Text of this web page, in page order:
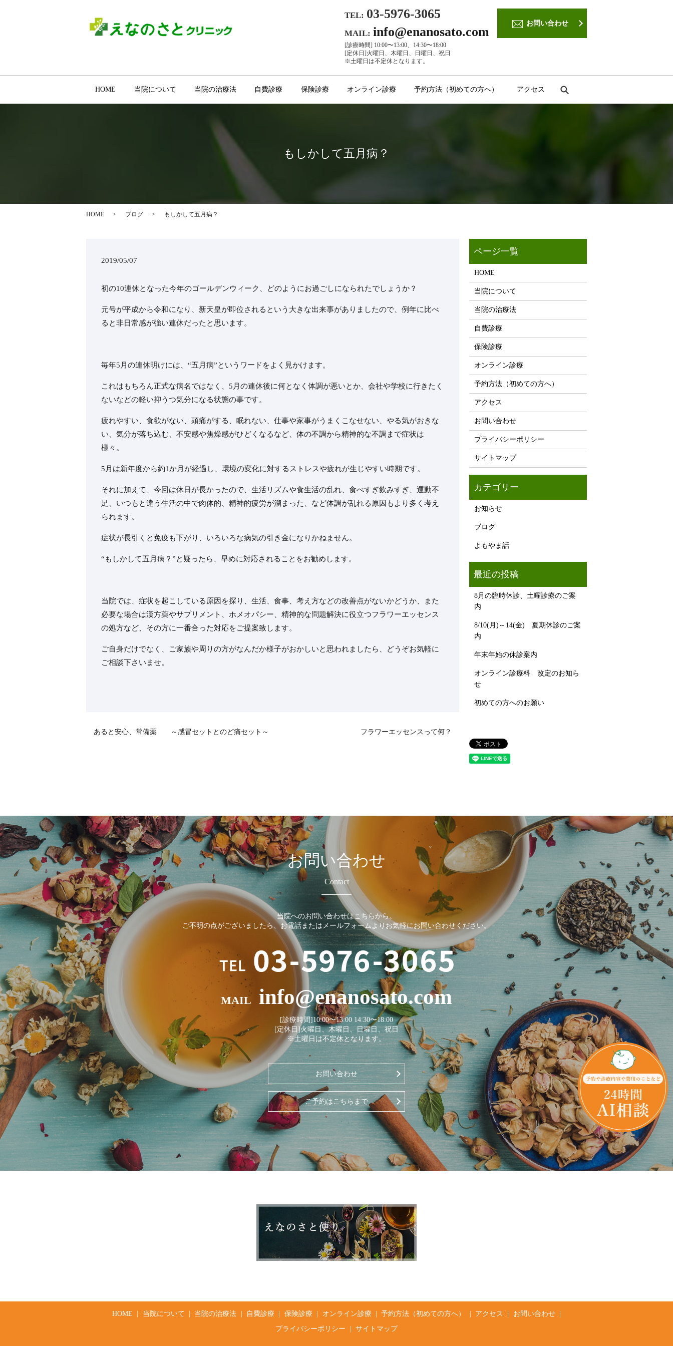
お問い合わせ
TEL: 03-5976-3065
MAIL: info@enanosato.com
[診療時間] 10:00〜13:00、14:30〜18:00
[定休日]火曜日、木曜日、日曜日、祝日
※土曜日は不定休となります。
HOME 当院について 当院の治療法 自費診療 保険診療 オンライン診療 予約方法（初めての方へ） アクセス search
もしかして五月病？
HOME ブログ もしかして五月病？
2019/05/07
初の10連休となった今年のゴールデンウィーク、どのようにお過ごしになられたでしょうか？
元号が平成から令和になり、新天皇が即位されるという大きな出来事がありましたので、例年に比べ
ると非日常感が強い連休だったと思います。
毎年5月の連休明けには、“五月病”というワードをよく見かけます。
これはもちろん正式な病名ではなく、5月の連休後に何となく体調が悪いとか、会社や学校に行きたく
ないなどの軽い抑うつ気分になる状態の事です。
疲れやすい、食欲がない、頭痛がする、眠れない、仕事や家事がうまくこなせない、やる気がおきな
い、気分が落ち込む、不安感や焦燥感がひどくなるなど、体の不調から精神的な不調まで症状は
様々。
5月は新年度から約1か月が経過し、環境の変化に対するストレスや疲れが生じやすい時期です。
それに加えて、今回は休日が長かったので、生活リズムや食生活の乱れ、食べすぎ飲みすぎ、運動不
足、いつもと違う生活の中で肉体的、精神的疲労が溜まった、など体調が乱れる原因もより多く考え
られます。
症状が長引くと免疫も下がり、いろいろな病気の引き金になりかねません。
“もしかして五月病？”と疑ったら、早めに対応されることをお勧めします。
当院では、症状を起こしている原因を探り、生活、食事、考え方などの改善点がないかどうか、また
必要な場合は漢方薬やサプリメント、ホメオパシー、精神的な問題解決に役立つフラワーエッセンス
の処方など、その方に一番合った対応をご提案致します。
ご自身だけでなく、ご家族や周りの方がなんだか様子がおかしいと思われましたら、どうぞお気軽に
ご相談下さいませ。
あると安心、常備薬 ～感冒セットとのど痛セット～ フラワーエッセンスって何？
HOME
当院について
当院の治療法
自費診療
保険診療
オンライン診療
予約方法（初めての方へ）
アクセス
お問い合わせ
プライバシーポリシー
サイトマップ
お知らせ
ブログ
よもやま話
8月の臨時休診、土曜診療のご案
内
8/10(月)～14(金) 夏期休診のご案
内
年末年始の休診案内
オンライン診療料 改定のお知ら
せ
初めての方へのお願い
お問い合わせ
Contact
当院へのお問い合わせはこちらから。
ご不明の点がございましたら、お電話またはメールフォームよりお気軽にお問い合わせください。
MAIL info@enanosato.com
[診療時間]10:00〜13:00 14:30〜18:00
[定休日]火曜日、木曜日、日曜日、祝日
※土曜日は不定休となります。
お問い合わせ
ご予約はこちらまで
HOME 当院について 当院の治療法 自費診療 保険診療 オンライン診療 予約方法（初めての方へ） アクセス
お問い合わせ
プライバシーポリシー
サイトマップ